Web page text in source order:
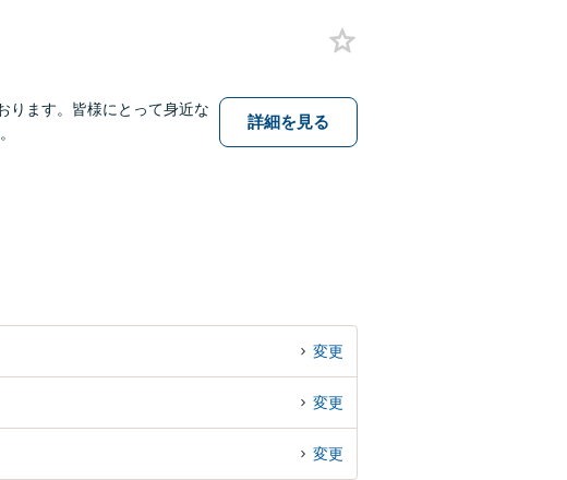
ります。皆様にとって身近な
詳細を見る
変更
変更
変更